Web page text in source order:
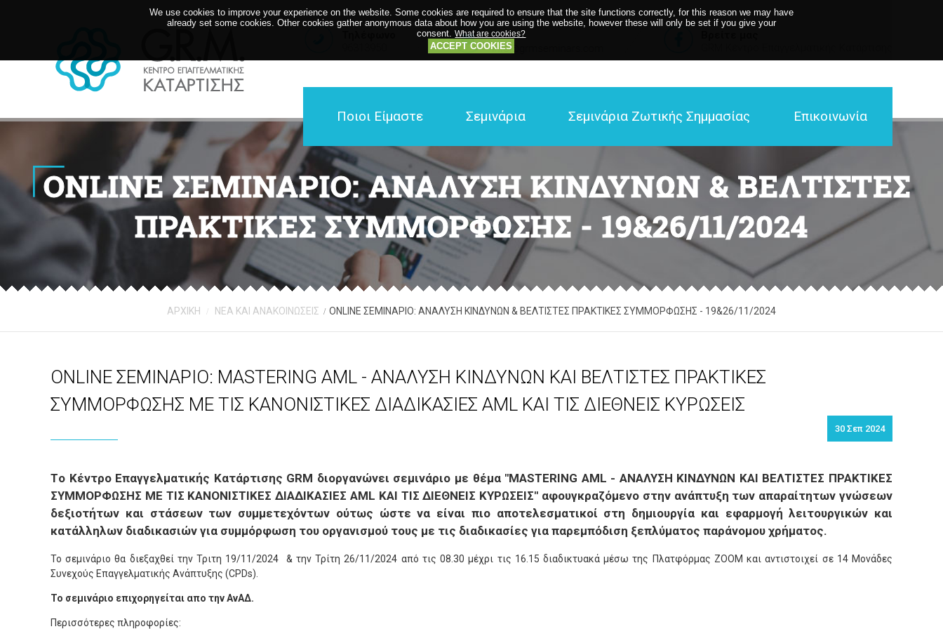
Email
Ποιοι Είμαστε Σεμινάρια Σεμινάρια Ζωτικής Σημμασίας Επικοινωνία
ONLINE ΣΕΜΙΝΑΡΙΟ: ΑΝΑΛΥΣΗ ΚΙΝΔΥΝΩΝ & ΒΕΛΤΙΣΤΕΣ
ΠΡΑΚΤΙΚΕΣ ΣΥΜΜΟΡΦΩΣΗΣ - 19&26/11/2024
AΡΧΙΚΗ ΝΕΑ ΚΑΙ ΑΝΑΚΟΙΝΩΣΕΙΣ ONLINE ΣΕΜΙΝΑΡΙΟ: ΑΝΑΛΥΣΗ ΚΙΝΔΥΝΩΝ & ΒΕΛΤΙΣΤΕΣ ΠΡΑΚΤΙΚΕΣ ΣΥΜΜΟΡΦΩΣΗΣ - 19&26/11/2024
ONLINE ΣΕΜΙΝΑΡΙΟ: MASTERING AML - ΑΝΑΛΥΣΗ ΚΙΝΔΥΝΩΝ ΚΑΙ ΒΕΛΤΙΣΤΕΣ ΠΡΑΚΤΙΚΕΣ
ΣΥΜΜΟΡΦΩΣΗΣ ΜΕ ΤΙΣ ΚΑΝΟΝΙΣΤΙΚΕΣ ΔΙΑΔΙΚΑΣΙΕΣ AML ΚΑΙ ΤΙΣ ΔΙΕΘΝΕΙΣ ΚΥΡΩΣΕΙΣ
30 Σεπ 2024
Tο Κέντρο Επαγγελματικής Κατάρτισης GRM διοργανώνει σεμινάριο με θέμα "MASTERING AML - ΑΝΑΛΥΣΗ ΚΙΝΔΥΝΩΝ ΚΑΙ ΒΕΛΤΙΣΤΕΣ ΠΡΑΚΤΙΚΕΣ
ΣΥΜΜΟΡΦΩΣΗΣ ΜΕ ΤΙΣ ΚΑΝΟΝΙΣΤΙΚΕΣ ΔΙΑΔΙΚΑΣΙΕΣ AML ΚΑΙ ΤΙΣ ΔΙΕΘΝΕΙΣ ΚΥΡΩΣΕΙΣ" αφουγκραζόμενο στην ανάπτυξη των απαραίτητων γνώσεων
δεξιοτήτων και στάσεων των συμμετεχόντων ούτως ώστε να είναι πιο αποτελεσματικοί στη δημιουργία και εφαρμογή λειτουργικών και
κατάλληλων διαδικασιών για συμμόρφωση του οργανισμού τους με τις διαδικασίες για παρεμπόδιση ξεπλύματος παράνομου χρήματος.
To σεμινάριο θα διεξαχθεί την Τριτη 19/11/2024 & την Τρίτη 26/11/2024 από τις 08.30 μέχρι τις 16.15 διαδικτυακά μέσω της Πλατφόρμας ZOOM και αντιστοιχεί σε 14 Μονάδες
Συνεχούς Επαγγελματικής Ανάπτυξης (CPDs).
Το σεμινάριο επιχορηγείται απο την ΑνΑΔ.
Περισσότερες πληροφορίες:
We use cookies to improve your experience on the website. Some cookies are required to ensure that the site functions correctly, for this reason we may have
already set some cookies. Other cookies gather anonymous data about how you are using the website, however these will only be set if you give your
consent.What are cookies?
ACCEPT COOKIES